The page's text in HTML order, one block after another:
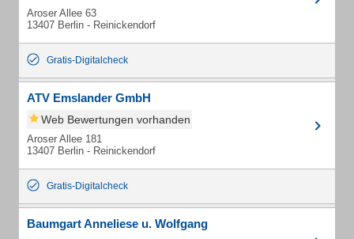
Aroser Allee 63
13407 Berlin - Reinickendorf
Gratis-Digitalcheck
ATV Emslander GmbH
Web Bewertungen vorhanden
Aroser Allee 181
13407 Berlin - Reinickendorf
Gratis-Digitalcheck
Baumgart Anneliese u. Wolfgang